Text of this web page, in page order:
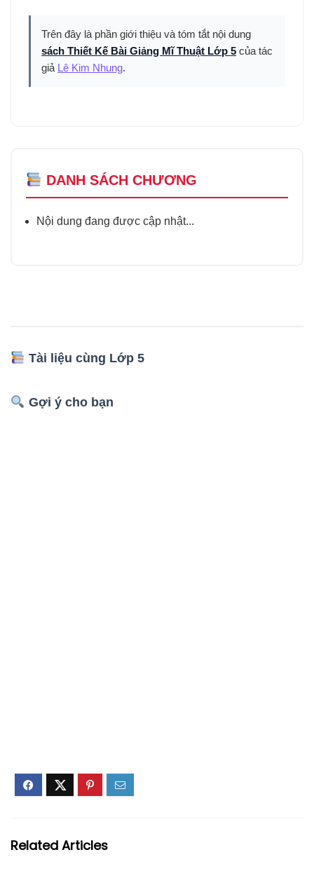
Trên đây là phần giới thiệu và tóm tắt nội dung
sách Thiết Kế Bài Giảng Mĩ Thuật Lớp 5 của tác
giả Lê Kim Nhung.
DANH SÁCH CHƯƠNG
Nội dung đang được cập nhật...
Tài liệu cùng Lớp 5
Gợi ý cho bạn
Related Articles